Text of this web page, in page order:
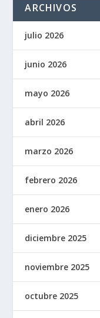
ARCHIVOS
julio 2026
junio 2026
mayo 2026
abril 2026
marzo 2026
febrero 2026
enero 2026
diciembre 2025
noviembre 2025
octubre 2025